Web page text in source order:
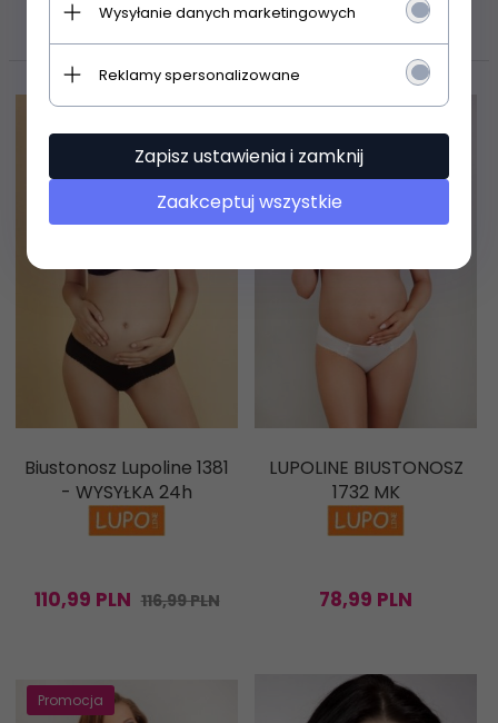
POLECAMY
Biustonosz Lupoline 1381
- WYSYŁKA 24h
110,99 PLN 116,99 PLN
LUPOLINE BIUSTONOSZ
1732 MK
78,99 PLN
Promocja
Wysyłanie danych marketingowych
Reklamy spersonalizowane
Zapisz ustawienia i zamknij
Zaakceptuj wszystkie